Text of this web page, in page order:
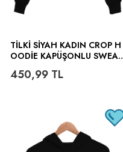
TILKI SIYAH KADIN CROP H
OODIE KAPÜŞONLU SWEAT
450,99 TL